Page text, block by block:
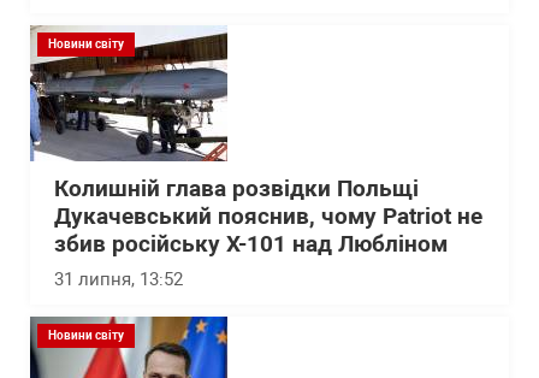
Новини світу
Колишній глава розвідки Польщі
Дукачевський пояснив, чому Patriot не
збив російську Х-101 над Любліном
31 липня, 13:52
Новини світу